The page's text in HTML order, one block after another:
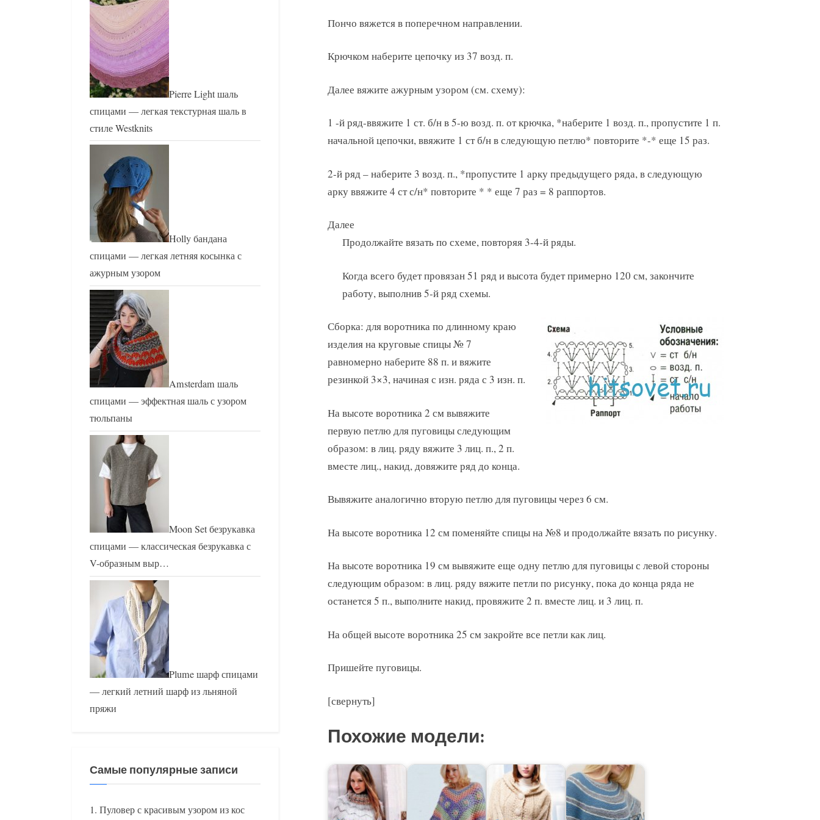
Пончо вяжется в поперечном направлении.
Крючком наберите цепочку из 37 возд. п.
Далее вяжите ажурным узором (см. схему):
1 -й ряд-ввяжите 1 ст. б/н в 5-ю возд. п. от крючка, *наберите 1 возд. п., пропустите 1 п.
начальной цепочки, ввяжите 1 ст б/н в следующую петлю* повторите *-* еще 15 раз.
2-й ряд – наберите 3 возд. п., *пропустите 1 арку предыдущего ряда, в следующую
арку ввяжите 4 ст с/н* повторите * * еще 7 раз = 8 раппортов.
Далее
Продолжайте вязать по схеме, повторяя 3-4-й ряды.
Когда всего будет провязан 51 ряд и высота будет примерно 120 см, закончите
работу, выполнив 5-й ряд схемы.
Сборка: для воротника по длинному краю
изделия на круговые спицы № 7
равномерно наберите 88 п. и вяжите
резинкой 3×3, начиная с изн. ряда с 3 изн. п.
На высоте воротника 2 см вывяжите
первую петлю для пуговицы следующим
образом: в лиц. ряду вяжите 3 лиц. п., 2 п.
вместе лиц., накид, довяжите ряд до конца.
Вывяжите аналогично вторую петлю для пуговицы через 6 см.
На высоте воротника 12 см поменяйте спицы на №8 и продолжайте вязать по рисунку.
На высоте воротника 19 см вывяжите еще одну петлю для пуговицы с левой стороны
следующим образом: в лиц. ряду вяжите петли по рисунку, пока до конца ряда не
останется 5 п., выполните накид, провяжите 2 п. вместе лиц. и 3 лиц. п.
На общей высоте воротника 25 см закройте все петли как лиц.
Пришейте пуговицы.
[свернуть]
Похожие модели:
Pierre Light шаль
спицами — легкая текстурная шаль в
стиле Westknits
Holly бандана
спицами — легкая летняя косынка с
ажурным узором
Amsterdam шаль
спицами — эффектная шаль с узором
тюльпаны
Moon Set безрукавка
спицами — классическая безрукавка с
V-образным выр…
Plume шарф спицами
— легкий летний шарф из льняной
пряжи
Самые популярные записи
Пуловер с красивым узором из кос